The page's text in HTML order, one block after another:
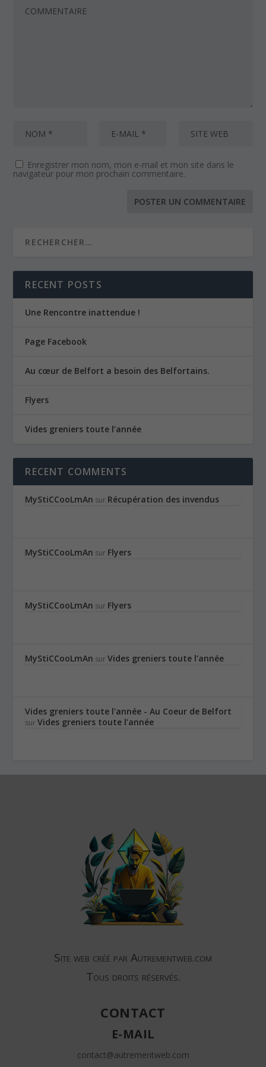
Enregistrer mon nom, mon e-mail et mon site dans le
navigateur pour mon prochain commentaire.
RECENT POSTS
Une Rencontre inattendue !
Page Facebook
Au cœur de Belfort a besoin des Belfortains.
Flyers
Vides greniers toute l’année
RECENT COMMENTS
MyStiCCooLmAn sur Récupération des invendus
MyStiCCooLmAn sur Flyers
MyStiCCooLmAn sur Flyers
MyStiCCooLmAn surVides greniers toute l’année
Vides greniers toute l'année - Au Coeur de Belfort
surVides greniers toute l’année
Site web créé par Autrementweb.com
Tous droits réservés.
CONTACT
E-MAIL
contact@autrementweb.com